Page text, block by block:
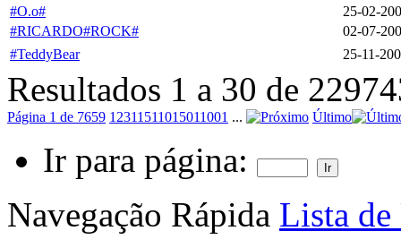
#O.o#
25-02-
#RICARDO#ROCK#
02-07-
#TeddyBear
25-11-
Resultados 1 a 30 de
Página 1 de 7659 1 2311 51101 5011001 ... Último
Ir para página:
Navegação Rápida Lista de